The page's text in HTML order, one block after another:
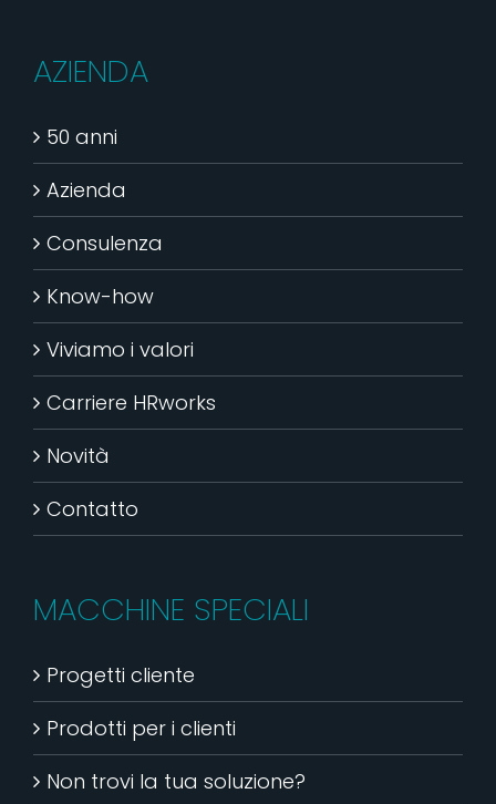
AZIENDA
50 anni
Azienda
Consulenza
Know-how
Viviamo i valori
Carriere HRworks
Novità
Contatto
MACCHINE SPECIALI
Progetti cliente
Prodotti per i clienti
Non trovi la tua soluzione?